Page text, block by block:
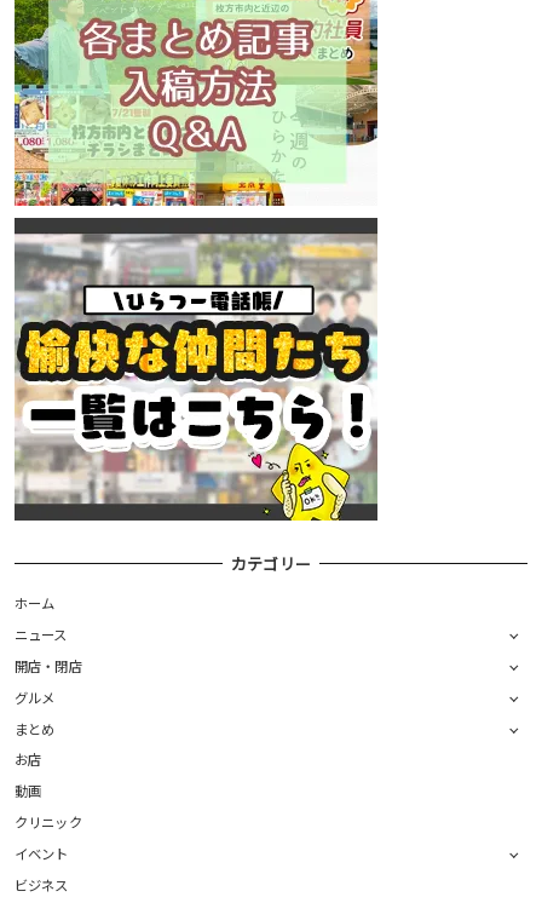
カテゴリー
ホーム
ニュース
開店・閉店
グルメ
まとめ
お店
動画
クリニック
イベント
ビジネス